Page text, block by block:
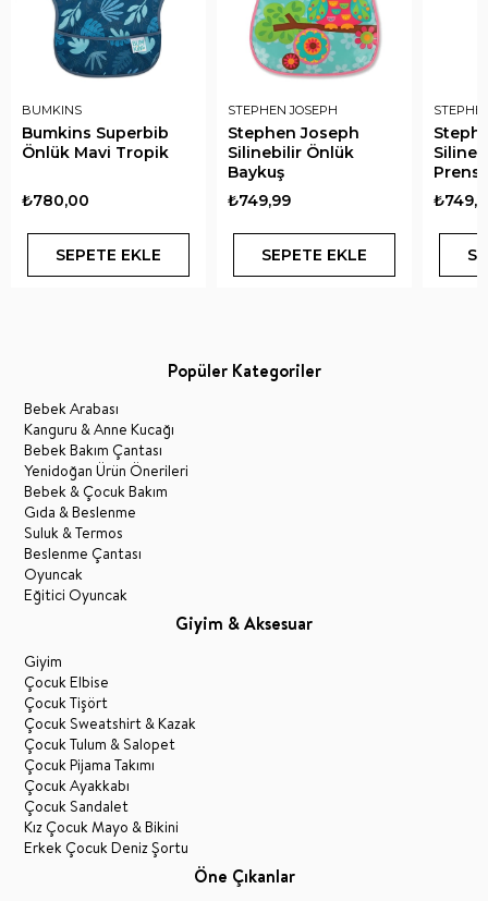
BUMKINS
Bumkins Superbib
Önlük Mavi Tropik
₺780,00
SEPETE EKLE
STEPHEN JOSEPH
Stephen Joseph
Silinebilir Önlük
Baykuş
₺749,99
SEPETE EKLE
Popüler Kategoriler
Bebek Arabası
Kanguru & Anne Kucağı
Bebek Bakım Çantası
Yenidoğan Ürün Önerileri
Bebek & Çocuk Bakım
Gıda & Beslenme
Suluk & Termos
Beslenme Çantası
Oyuncak
Eğitici Oyuncak
Giyim & Aksesuar
Giyim
Çocuk Elbise
Çocuk Tişört
Çocuk Sweatshirt & Kazak
Çocuk Tulum & Salopet
Çocuk Pijama Takımı
Çocuk Ayakkabı
Çocuk Sandalet
Kız Çocuk Mayo & Bikini
Erkek Çocuk Deniz Şortu
Öne Çıkanlar